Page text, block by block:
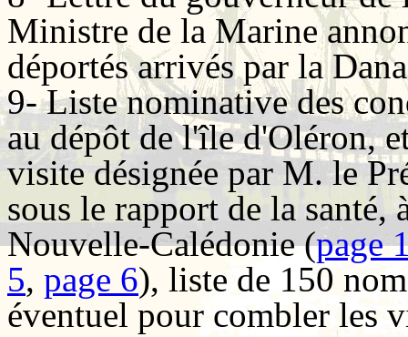
Ministre de la Marine
déportés arrivés par la
9- Liste nominative des
au dépôt de l'île d'Oléron,
visite désignée par M. le
sous le rapport de la santé,
Nouvelle-Calédonie (page
5, page 6), liste de 150
éventuel pour combler les